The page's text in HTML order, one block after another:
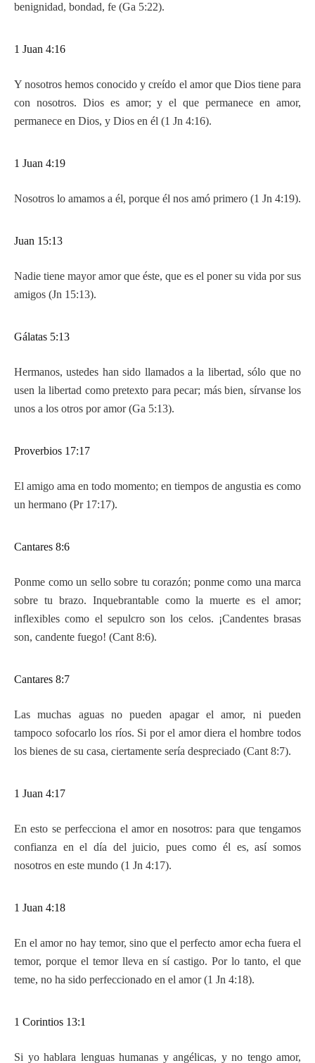
benignidad, bondad, fe (Ga 5:22).
1 Juan 4:16
Y nosotros hemos conocido y creído el amor que Dios tiene para
con nosotros. Dios es amor; y el que permanece en amor,
permanece en Dios, y Dios en él (1 Jn 4:16).
1 Juan 4:19
Nosotros lo amamos a él, porque él nos amó primero (1 Jn 4:19).
Juan 15:13
Nadie tiene mayor amor que éste, que es el poner su vida por sus
amigos (Jn 15:13).
Gálatas 5:13
Hermanos, ustedes han sido llamados a la libertad, sólo que no
usen la libertad como pretexto para pecar; más bien, sírvanse los
unos a los otros por amor (Ga 5:13).
Proverbios 17:17
El amigo ama en todo momento; en tiempos de angustia es como
un hermano (Pr 17:17).
Cantares 8:6
Ponme como un sello sobre tu corazón; ponme como una marca
sobre tu brazo. Inquebrantable como la muerte es el amor;
inflexibles como el sepulcro son los celos. ¡Candentes brasas
son, candente fuego! (Cant 8:6).
Cantares 8:7
Las muchas aguas no pueden apagar el amor, ni pueden
tampoco sofocarlo los ríos. Si por el amor diera el hombre todos
los bienes de su casa, ciertamente sería despreciado (Cant 8:7).
1 Juan 4:17
En esto se perfecciona el amor en nosotros: para que tengamos
confianza en el día del juicio, pues como él es, así somos
nosotros en este mundo (1 Jn 4:17).
1 Juan 4:18
En el amor no hay temor, sino que el perfecto amor echa fuera el
temor, porque el temor lleva en sí castigo. Por lo tanto, el que
teme, no ha sido perfeccionado en el amor (1 Jn 4:18).
1 Corintios 13:1
Si yo hablara lenguas humanas y angélicas, y no tengo amor,